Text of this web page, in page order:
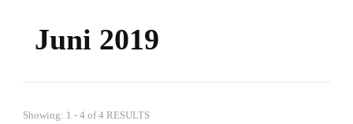
Juni 2019
Showing: 1 - 4 of 4 RESULTS